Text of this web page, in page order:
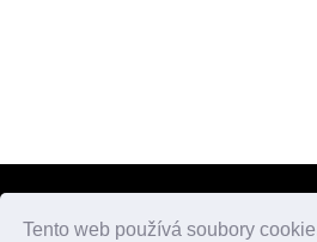
Tento web používá soubory